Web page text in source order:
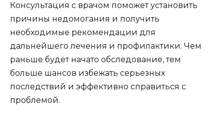
Консультация с врачом поможет установить
причины недомогания и получить
необходимые рекомендации для
дальнейшего лечения и профилактики. Чем
раньше будет начато обследование, тем
больше шансов избежать серьезных
последствий и эффективно справиться с
проблемой.